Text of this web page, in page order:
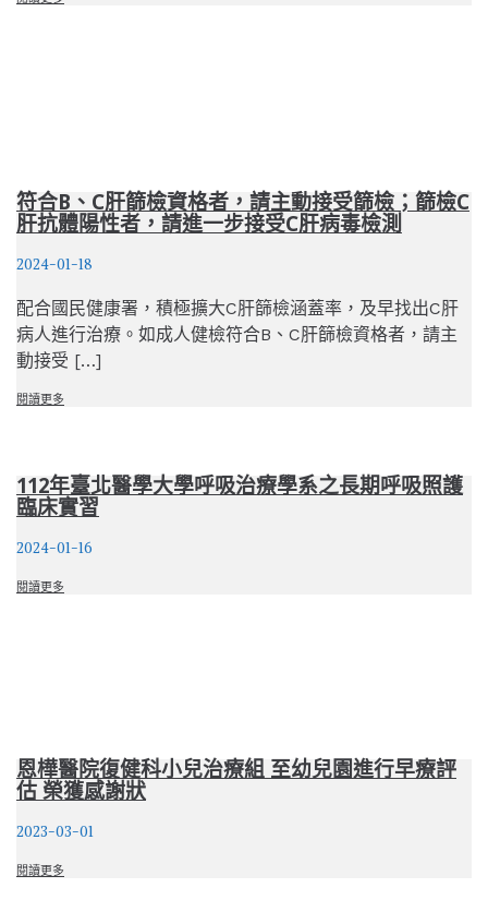
符合B、C肝篩檢資格者，請主動接受篩檢；篩檢C
肝抗體陽性者，請進一步接受C肝病毒檢測
2024-01-18
配合國民健康署，積極擴大C肝篩檢涵蓋率，及早找出C肝
病人進行治療。如成人健檢符合B、C肝篩檢資格者，請主
動接受 […]
閱讀更多
112年臺北醫學大學呼吸治療學系之長期呼吸照護
臨床實習
2024-01-16
閱讀更多
恩樺醫院復健科小兒治療組 至幼兒園進行早療評
估 榮獲感謝狀
2023-03-01
閱讀更多